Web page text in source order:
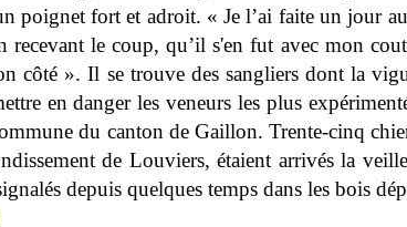
poignet fort et adroit. « Je l’ai faite un jour
le coup, qu’il s'en fut avec mon
côté ». Il se trouve des sangliers dont la
en danger les veneurs les plus
du canton de Gaillon. Trente-cinq
de Louviers, étaient arrivés la
depuis quelques temps dans les bois